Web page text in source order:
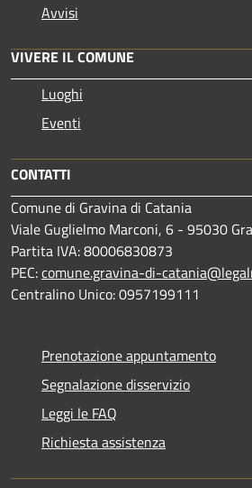
Avvisi
VIVERE IL COMUNE
Luoghi
Eventi
CONTATTI
Comune di Gravina di Catania
Viale Guglielmo Marconi, 6 - 95030
Partita IVA: 80006830873
PEC:comune.gravina-di-
Centralino Unico: 0957199111
Prenotazione appuntamento
Segnalazione disservizio
Leggi le FAQ
Richiesta assistenza